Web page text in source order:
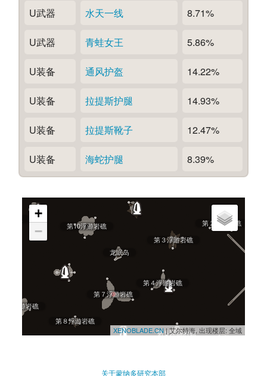
U武器 水天一线 8.71%
U武器 青蛙女王 5.86%
U装备 通风护盔 14.22%
U装备 拉提斯护腿 14.93%
U装备 拉提斯靴子 12.47%
U装备 海蛇护腿 8.39%
第２浮游岩礁
第３浮游岩礁
第４浮游岩礁
第５浮游岩礁
第６浮游岩礁
第７浮游岩礁
第８浮游岩礁
第９浮游岩礁
第10浮游岩礁
龙眠岛
+
−
XENOBLADE.CN| 艾尔特海, 出现楼层: 全域
关于蒙纳多研究本部